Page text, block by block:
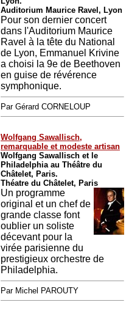
Auditorium Maurice Ravel, Lyon
Pour son dernier concert
dans l'Auditorium Maurice
Ravel à la tête du National
de Lyon, Emmanuel Krivine
a choisi la 9e de Beethoven
en guise de révérence
symphonique.
Par Gérard CORNELOUP
Wolfgang Sawallisch,
remarquable et modeste artisan
Wolfgang Sawallisch et le
Philadelphia au Théâtre du
Châtelet, Paris.
Théatre du Châtelet, Paris
Un programme
original et un chef de
grande classe font
oublier un soliste
décevant pour la
virée parisienne du
prestigieux orchestre de
Philadelphia.
Par Michel PAROUTY